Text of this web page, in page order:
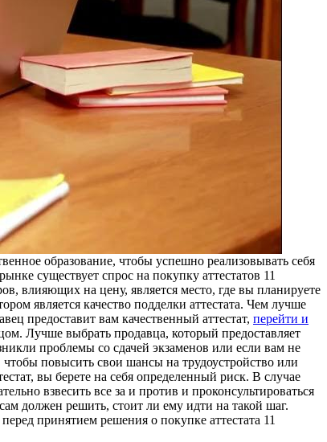
образование, чтобы успешно реализовывать себя
существует спрос на покупку аттестатов 11
влияющих на цену, является место, где вы планируете
является качество подделки аттестата. Чем лучше
предоставит вам качественный аттестат, перейти и
Лучше выбрать продавца, который предоставляет
проблемы со сдачей экзаменов или если вам не
чтобы повысить свои шансы на трудоустройство или
вы берете на себя определенный риск. В случае
взвесить все за и против и проконсультироваться
должен решить, стоит ли ему идти на такой шаг.
принятием решения о покупке аттестата 11